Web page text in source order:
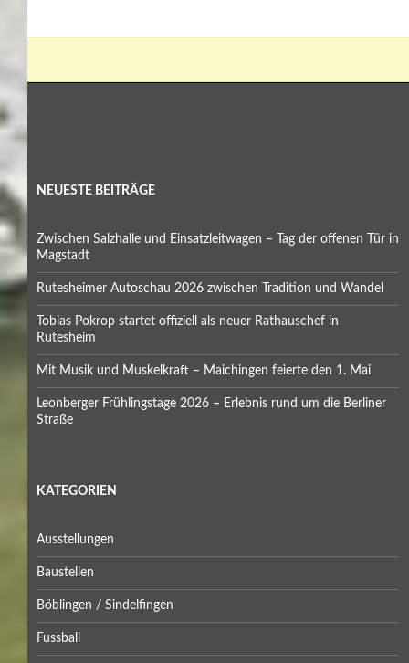
NEUESTE BEITRÄGE
Zwischen Salzhalle und Einsatzleitwagen – Tag der offenen Tür in
Magstadt
Rutesheimer Autoschau 2026 zwischen Tradition und Wandel
Tobias Pokrop startet offiziell als neuer Rathauschef in
Rutesheim
Mit Musik und Muskelkraft – Maichingen feierte den 1. Mai
Leonberger Frühlingstage 2026 – Erlebnis rund um die Berliner
Straße
KATEGORIEN
Ausstellungen
Baustellen
Böblingen / Sindelfingen
Fussball